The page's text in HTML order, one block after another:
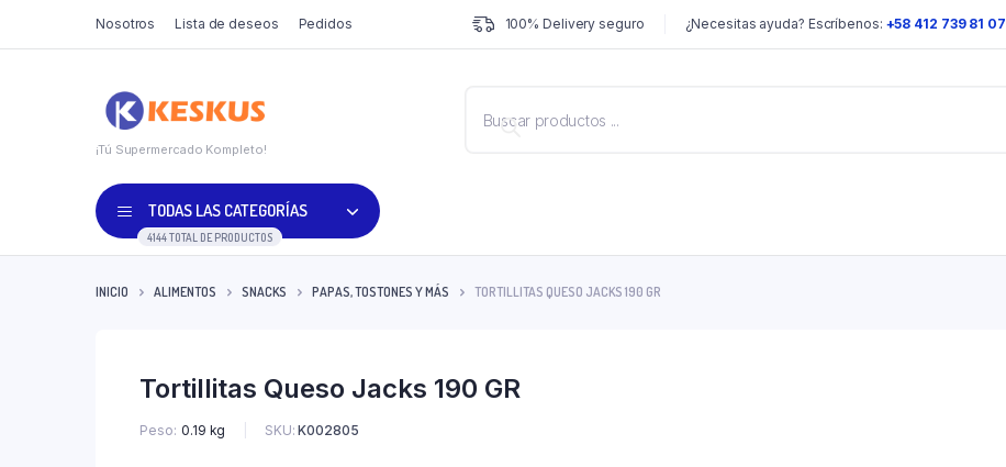
Nosotros Lista de deseos Pedidos 100% Delivery seguro ¿Necesitas ayuda? Escríbenos: +58 412 739 81 07
¡Tú Supermercado Kompleto!
TODAS LAS CATEGORÍAS
4144 TOTAL DE PRODUCTOS
INICIO ALIMENTOS SNACKS PAPAS, TOSTONES Y MÁS TORTILLITAS QUESO JACKS 190 GR
Tortillitas Queso Jacks 190 GR
Peso 0.19 kg SKU: K002805